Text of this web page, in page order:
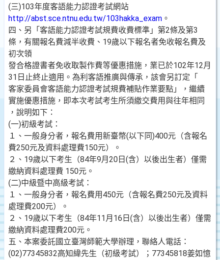
(三)103年度客語能力認證考試網站
http://abst.sce.ntnu.edu.tw/103hakka_exam 。
四、另「客語能力認證考試規費收費標準」第2條及第3
條，有關報名費減半收費、19歲以下報名者免收報名費及
初次領
發合格證書者免收取製作費等優惠措施，業已於102年12月
31日止終止適用。為利客語推廣與傳承，該會另訂定「
客家委員會客語能力認證考試規費補貼作業要點」，繼續
實施優惠措施，即本次考試考生所須繳交費用與往年相同
，說明如下：
(一)初級考試：
１、一般身分者，報名費用新臺幣(以下同)400元（含報名
費250元及資料處理費150元）。
２、19歲以下考生（84年9月20日(含）以後出生者）僅需
繳納資料處理費 150元。
(二)中級暨中高級考試：
１、一般身分者，報名費用450元（含報名費250元及資料
處理費200元）。
２、19歲以下考生（84年11月16日(含）以後出生者）僅需
繳納資料處理費200元。
五、本案委託國立臺灣師範大學辦理，聯絡人電話：
(02)77345832高知緯先生（初級考試）；77345818姜如憶